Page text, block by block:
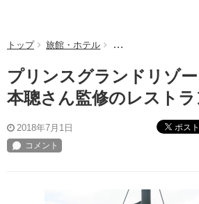
トップ 旅館・ホテル プリンスグランドリ
プリンスグランドリゾ
本聰さん監修のレスト
2018年7月1日 ポスト